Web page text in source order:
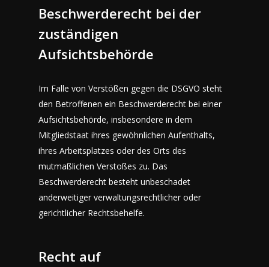
Beschwerderecht bei der
zuständigen
Aufsichtsbehörde
Im Falle von Verstößen gegen die DSGVO steht
den Betroffenen ein Beschwerderecht bei einer
Aufsichtsbehörde, insbesondere in dem
Mitgliedstaat ihres gewöhnlichen Aufenthalts,
ihres Arbeitsplatzes oder des Orts des
mutmaßlichen Verstoßes zu. Das
Beschwerderecht besteht unbeschadet
anderweitiger verwaltungsrechtlicher oder
gerichtlicher Rechtsbehelfe.
Recht auf